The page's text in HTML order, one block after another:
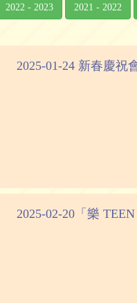
2022 - 2023 2021 - 2022
2025-01-24 新春慶祝
2025-02-20「樂 TEEN